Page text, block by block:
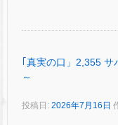
｢真実の口」2,355
～
投稿日: 2026年7月16日